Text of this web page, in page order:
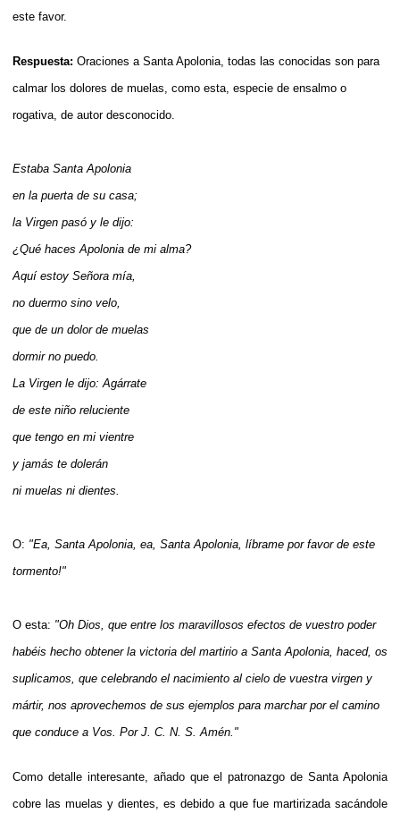
este favor.
Respuesta: Oraciones a Santa Apolonia, todas las conocidas son para
calmar los dolores de muelas, como esta, especie de ensalmo o
rogativa, de autor desconocido.
Estaba Santa Apolonia
en la puerta de su casa;
la Virgen pasó y le dijo:
¿Qué haces Apolonia de mi alma?
Aquí estoy Señora mía,
no duermo sino velo,
que de un dolor de muelas
dormir no puedo.
La Virgen le dijo: Agárrate
de este niño reluciente
que tengo en mi vientre
y jamás te dolerán
ni muelas ni dientes.
O: "Ea, Santa Apolonia, ea, Santa Apolonia, líbrame por favor de este
tormento!"
O esta: "Oh Dios, que entre los maravillosos efectos de vuestro poder
habéis hecho obtener la victoria del martirio a Santa Apolonia, haced, os
suplicamos, que celebrando el nacimiento al cielo de vuestra virgen y
mártir, nos aprovechemos de sus ejemplos para marchar por el camino
que conduce a Vos. Por J. C. N. S. Amén."
Como detalle interesante, añado queel patronazgo de Santa Apolonia
cobre las muelas y dientes, es debido a que fue martirizada sacándole